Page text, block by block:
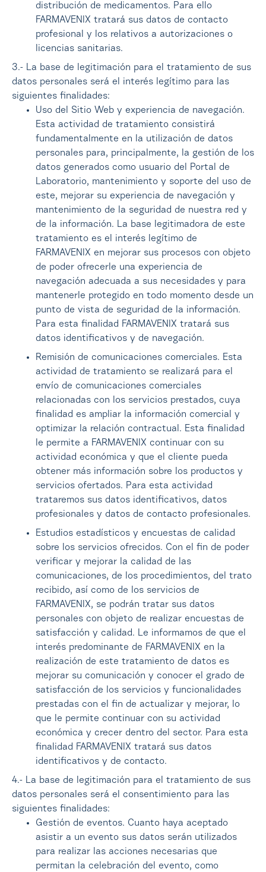
distribución de medicamentos. Para ello
FARMAVENIX tratará sus datos de contacto
profesional y los relativos a autorizaciones o
licencias sanitarias.
3.- La base de legitimación para el tratamiento de sus
datos personales será el interés legítimo para las
siguientes finalidades:
Uso del Sitio Web y experiencia de navegación.
Esta actividad de tratamiento consistirá
fundamentalmente en la utilización de datos
personales para, principalmente, la gestión de los
datos generados como usuario del Portal de
Laboratorio, mantenimiento y soporte del uso de
este, mejorar su experiencia de navegación y
mantenimiento de la seguridad de nuestra red y
de la información. La base legitimadora de este
tratamiento es el interés legítimo de
FARMAVENIX en mejorar sus procesos con objeto
de poder ofrecerle una experiencia de
navegación adecuada a sus necesidades y para
mantenerle protegido en todo momento desde un
punto de vista de seguridad de la información.
Para esta finalidad FARMAVENIX tratará sus
datos identificativos y de navegación.
Remisión de comunicaciones comerciales. Esta
actividad de tratamiento se realizará para el
envío de comunicaciones comerciales
relacionadas con los servicios prestados, cuya
finalidad es ampliar la información comercial y
optimizar la relación contractual. Esta finalidad
le permite a FARMAVENIX continuar con su
actividad económica y que el cliente pueda
obtener más información sobre los productos y
servicios ofertados. Para esta actividad
trataremos sus datos identificativos, datos
profesionales y datos de contacto profesionales.
Estudios estadísticos y encuestas de calidad
sobre los servicios ofrecidos. Con el fin de poder
verificar y mejorar la calidad de las
comunicaciones, de los procedimientos, del trato
recibido, así como de los servicios de
FARMAVENIX, se podrán tratar sus datos
personales con objeto de realizar encuestas de
satisfacción y calidad. Le informamos de que el
interés predominante de FARMAVENIX en la
realización de este tratamiento de datos es
mejorar su comunicación y conocer el grado de
satisfacción de los servicios y funcionalidades
prestadas con el fin de actualizar y mejorar, lo
que le permite continuar con su actividad
económica y crecer dentro del sector. Para esta
finalidad FARMAVENIX tratará sus datos
identificativos y de contacto.
4.- La base de legitimación para el tratamiento de sus
datos personales será el consentimiento para las
siguientes finalidades:
Gestión de eventos. Cuanto haya aceptado
asistir a un evento sus datos serán utilizados
para realizar las acciones necesarias que
permitan la celebración del evento, como